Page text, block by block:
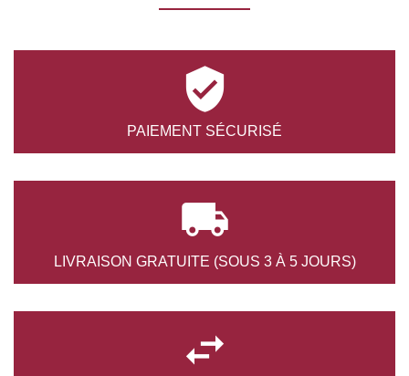

PAIEMENT SÉCURISÉ

LIVRAISON GRATUITE (SOUS 3 À 5 JOURS)
